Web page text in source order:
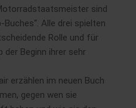
sind
Buches“. Alle drei spielten
Rolle und für
der Beginn ihrer sehr
erzählen im neuen Buch
gegen wen sie